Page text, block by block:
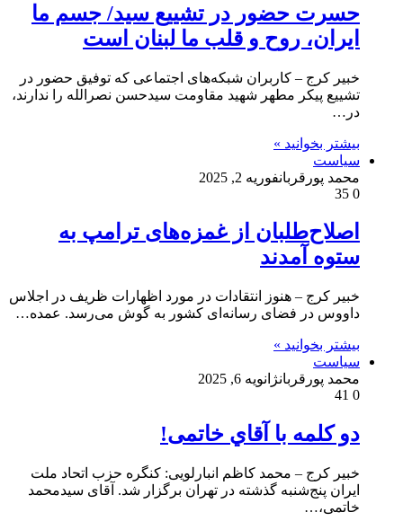
حسرت حضور در تشییع سید/ جسم ما
ایران، روح و قلب ما لبنان است
خبیر کرج – کاربران شبکه‌های اجتماعی که توفیق حضور در
تشییع پیکر مطهر شهید مقاومت سیدحسن نصرالله را ندارند،
در…
بیشتر بخوانید »
سیاست
محمد پورقربانفوریه 2, 2025
0
اصلاح‌طلبان از غمزه‌های ترامپ به
ستوه آمدند
خبیر کرج – هنوز انتقادات در مورد اظهارات ظریف در اجلاس
داووس در فضای رسانه‌ای کشور به گوش می‌رسد. عمده…
بیشتر بخوانید »
سیاست
محمد پورقربانژانویه 6, 2025
0
دو كلمه با آقاي خاتمی!
خبیر کرج – محمد کاظم انبارلویی: كنگره حزب اتحاد ملت
ايران پنج‌شنبه گذشته در تهران برگزار شد. آقای سيدمحمد
خاتمی،…